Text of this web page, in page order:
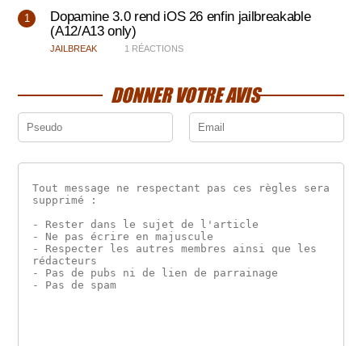
Dopamine 3.0 rend iOS 26 enfin jailbreakable
(A12/A13 only)
JAILBREAK 1 RÉACTIONS
DONNER VOTRE AVIS